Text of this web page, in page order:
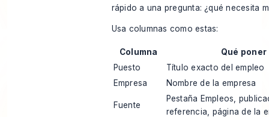
rápido a una pregunta: ¿qué necesita
Usa columnas como estas:
Columna
Qué
Puesto
Título exacto del empleo
Empresa
Nombre de la empresa
Fuente
Pestaña Empleos,
referencia, página de la